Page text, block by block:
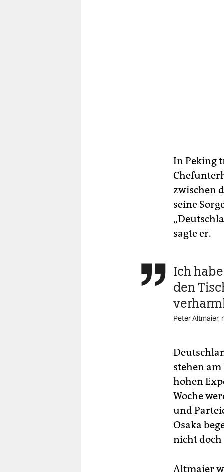
In Peking
zwischen
seine
sagte er.
 Ich
den
Peter Altmaier,
stehen
hohen
Woche
und
Osaka
nicht doch
Altmaier